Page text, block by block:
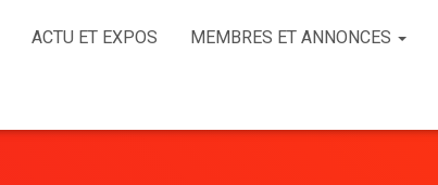
ACTU ET EXPOS MEMBRES ET ANNONCES